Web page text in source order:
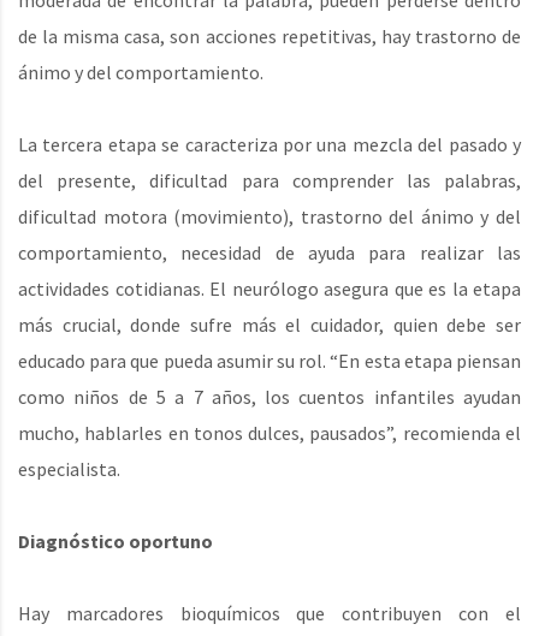
de la misma casa, son acciones repetitivas, hay trastorno de
ánimo y del comportamiento.
La tercera etapa se caracteriza por una mezcla del pasado y
del presente, dificultad para comprender las palabras,
dificultad motora (movimiento), trastorno del ánimo y del
comportamiento, necesidad de ayuda para realizar las
actividades cotidianas. El neurólogo asegura que es la etapa
más crucial, donde sufre más el cuidador, quien debe ser
educado para que pueda asumir su rol. “En esta etapa piensan
como niños de 5 a 7 años, los cuentos infantiles ayudan
mucho, hablarles en tonos dulces, pausados”, recomienda el
especialista.
Diagnóstico oportuno
Hay marcadores bioquímicos que contribuyen con el